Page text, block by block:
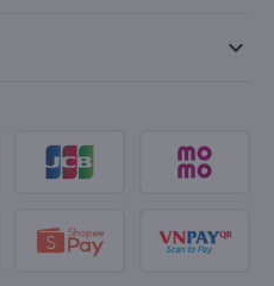
keyboard_arrow_down